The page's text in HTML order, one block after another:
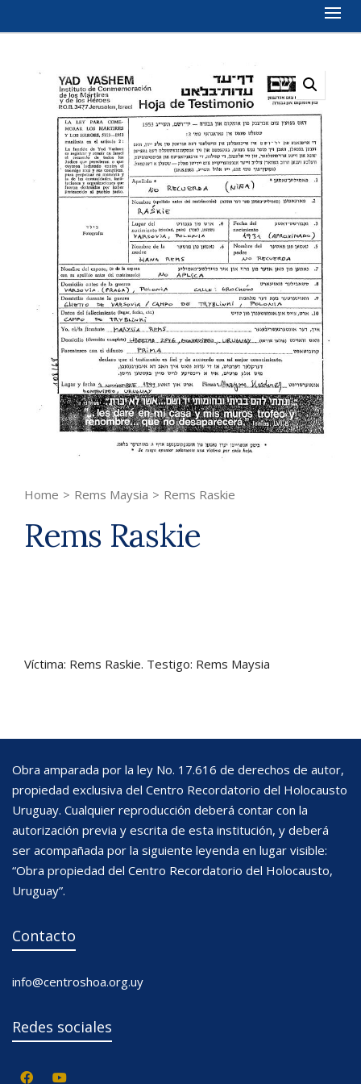
Home > Rems Maysia > Rems Raskie
Rems Raskie
Víctima: Rems Raskie. Testigo: Rems Maysia
Obra amparada por la ley No. 17.616 de derechos de autor,
propiedad exclusiva del Centro Recordatorio del Holocausto
Uruguay. Cualquier reproducción deberá contar con la
autorización previa y escrita de esta institución, y deberá
ser acompañada por la siguiente leyenda en lugar visible:
“Obra propiedad del Centro Recordatorio del Holocausto,
Uruguay”.
Contacto
info@centroshoa.org.uy
Redes sociales